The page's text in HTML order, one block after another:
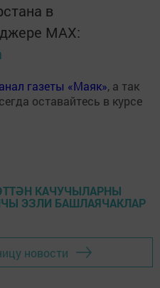
в
MАХ:
газеты «Маяк», а так
оставайтесь в курсе
КАЧУЧЫЛАРНЫ
ЭЗЛИ БАШЛАЯЧАКЛАР
новости